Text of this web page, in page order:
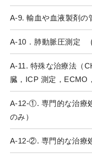
A-9. 輸血や血液製剤の
A-10．肺動脈圧測定 (
A-11. 特殊な治療法（
臓，ICP 測定，ECMO
A-12-①. 専門的な治療
のみ）
A-12-②. 専門的な治療